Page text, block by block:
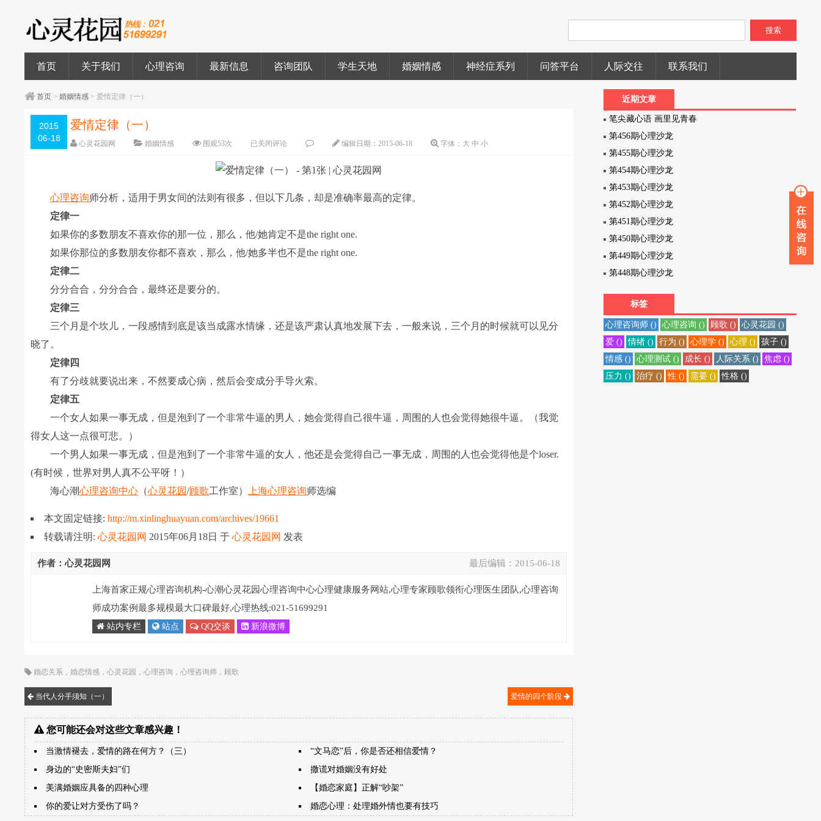
搜索
首页 关于我们 心理咨询 最新信息 咨询团队 学生天地 婚姻情感 神经症系列 问答平台 人际交往 联系我们
首页 >婚姻情感 > 爱情定律（一）
2015
06-18
爱情定律（一）
心灵花园网 婚姻情感 围观53次 已关闭评论 编辑日期：2015-06-18 字体： 大 中 小
心理咨询师分析，适用于男女间的法则有很多，但以下几条，却是准确率最高的定律。
定律一
如果你的多数朋友不喜欢你的那一位，那么，他/她肯定不是the right one.
如果你那位的多数朋友你都不喜欢，那么，他/她多半也不是the right one.
定律二
分分合合，分分合合，最终还是要分的。
定律三
三个月是个坎儿，一段感情到底是该当成露水情缘，还是该严肃认真地发展下去，一般来说，三个月的时候就可以见分
晓了。
定律四
有了分歧就要说出来，不然要成心病，然后会变成分手导火索。
定律五
一个女人如果一事无成，但是泡到了一个非常牛逼的男人，她会觉得自己很牛逼，周围的人也会觉得她很牛逼。（我觉
得女人这一点很可悲。）
一个男人如果一事无成，但是泡到了一个非常牛逼的女人，他还是会觉得自己一事无成，周围的人也会觉得他是个loser.
(有时候，世界对男人真不公平呀！）
海心潮心理咨询中心 （心灵花园/顾歌工作室） 上海心理咨询师选编
本文固定链接:http://m.xinlinghuayuan.com/archives/19661
转载请注明:心灵花园网 2015年06月18日于心灵花园网 发表
最后编辑： 2015-06-18
作者：心灵花园网
上海首家正规心理咨询机构-心潮心灵花园心理咨询中心心理健康服务网站,心理专家顾歌领衔心理医生团队,心理咨询
师成功案例最多规模最大口碑最好,心理热线:021-51699291
站内专栏 站点 QQ交谈 新浪微博
婚恋关系 ，婚恋情感 ，心灵花园 ，心理咨询 ，心理咨询师 ， 顾歌
当代人分手须知（一） 爱情的四个阶段
您可能还会对这些文章感兴趣！
当激情褪去，爱情的路在何方？（三）
“文马恋”后，你是否还相信爱情？
身边的“史密斯夫妇”们
撒谎对婚姻没有好处
美满婚姻应具备的四种心理
【婚恋家庭】正解“吵架”
你的爱让对方受伤了吗？
婚恋心理：处理婚外情也要有技巧
近期文章
笔尖藏心语 画里见青春
第456期心理沙龙
第455期心理沙龙
第454期心理沙龙
第453期心理沙龙
第452期心理沙龙
第451期心理沙龙
第450期心理沙龙
第449期心理沙龙
第448期心理沙龙
标签
心理咨询师 () 心理咨询 () 顾歌 ()
心灵花园 ()
爱 ()
情绪 () 行为 () 心理学 () 心理 ()
孩子 ()
情感 ()
心理测试 () 成长 () 人际关系 ()
焦虑 ()
压力 ()
治疗 () 性 () 需要 () 性格 ()